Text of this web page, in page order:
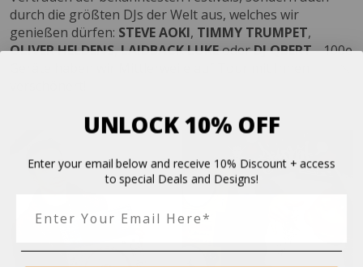
durch die größten DJs der Welt aus, welches wir
genießen dürfen: STEVE AOKI, TIMMY TRUMPET,
OLIVERHELDENS,LAIDBACK LUKEoderDJ QBERT- 100e
UNLOCK 10% OFF
Enter your email below and receive 10% Discount + access
to special Deals and Designs!